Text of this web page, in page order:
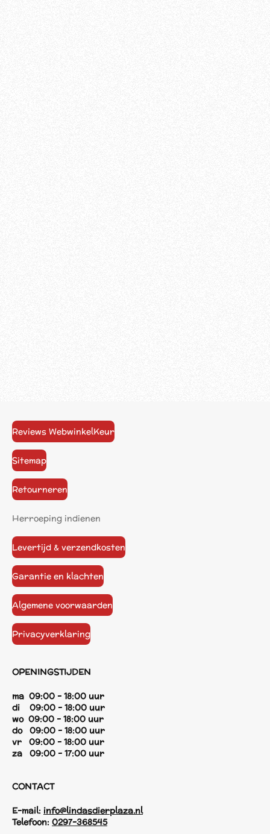
Reviews WebwinkelKeur
Sitemap
Retourneren
Herroeping indienen
Levertijd & verzendkosten
Garantie en klachten
Algemene voorwaarden
Privacyverklaring
OPENINGSTIJDEN
ma 09:00 - 18:00 uur
di 09:00 - 18:00 uur
wo 09:00 - 18:00 uur
do 09:00 - 18:00 uur
vr 09:00 - 18:00 uur
za 09:00 - 17:00 uur
CONTACT
E-mail: info@lindasdierplaza.nl
Telefoon: 0297-368545